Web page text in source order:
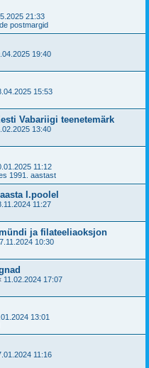
21:33
postmargid
19:40
15:53
Vabariigi teenetemärk
13:40
11:12
1991. aastast
I.poolel
11:27
ja filateeliaoksjon
10:30
11.02.2024 17:07
13:01
11:16